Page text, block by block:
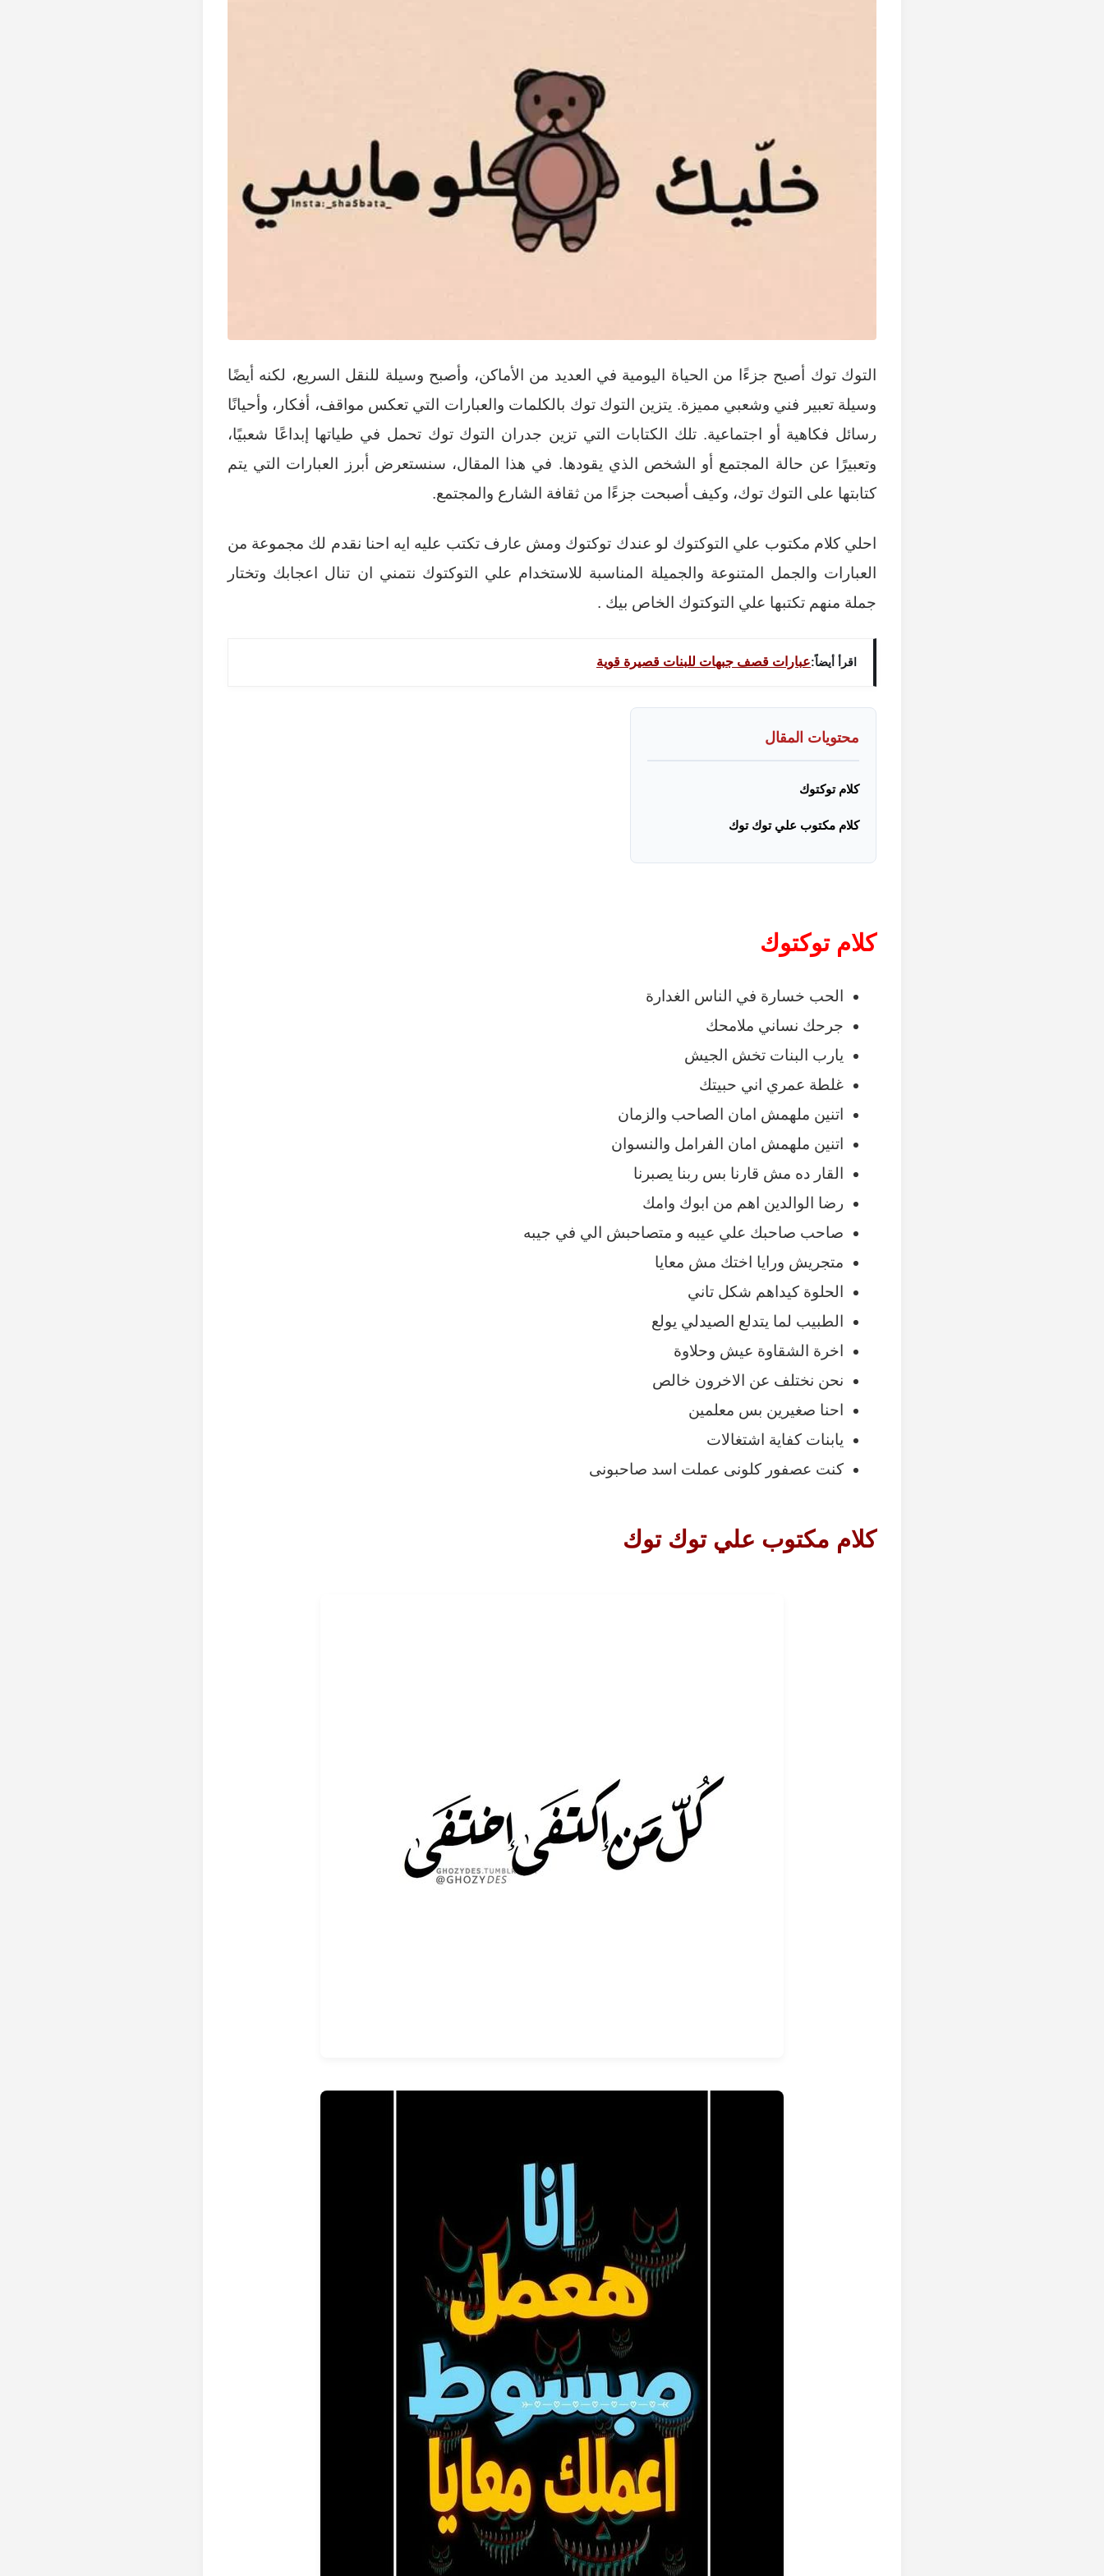
التوك توك أصبح جزءًا من الحياة اليومية في العديد من الأماكن، وأصبح وسيلة للنقل السريع، لكنه أيضًا
وسيلة تعبير فني وشعبي مميزة. يتزين التوك توك بالكلمات والعبارات التي تعكس مواقف، أفكار، وأحيانًا
رسائل فكاهية أو اجتماعية. تلك الكتابات التي تزين جدران التوك توك تحمل في طياتها إبداعًا شعبيًا،
وتعبيرًا عن حالة المجتمع أو الشخص الذي يقودها. في هذا المقال، سنستعرض أبرز العبارات التي يتم
كتابتها على التوك توك، وكيف أصبحت جزءًا من ثقافة الشارع والمجتمع.
احلي كلام مكتوب علي التوكتوك لو عندك توكتوك ومش عارف تكتب عليه ايه احنا نقدم لك مجموعة من
العبارات والجمل المتنوعة والجميلة المناسبة للاستخدام علي التوكتوك نتمني ان تنال اعجابك وتختار
جملة منهم تكتبها علي التوكتوك الخاص بيك .
اقرأ أيضاً:عبارات قصف جبهات للبنات قصيرة قوية
محتويات المقال
كلام توكتوك
كلام مكتوب علي توك توك
كلام توكتوك
الحب خسارة في الناس الغدارة
جرحك نساني ملامحك
يارب البنات تخش الجيش
غلطة عمري اني حبيتك
اتنين ملهمش امان الصاحب والزمان
اتنين ملهمش امان الفرامل والنسوان
القار ده مش قارنا بس ربنا يصبرنا
رضا الوالدين اهم من ابوك وامك
صاحب صاحبك علي عيبه و متصاحبش الي في جيبه
متجريش ورايا اختك مش معايا
الحلوة كيداهم شكل تاني
الطبيب لما يتدلع الصيدلي يولع
اخرة الشقاوة عيش وحلاوة
نحن نختلف عن الاخرون خالص
احنا صغيرين بس معلمين
يابنات كفاية اشتغالات
كنت عصفور كلونى عملت اسد صاحبونى
كلام مكتوب علي توك توك